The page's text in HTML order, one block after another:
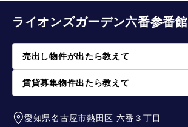
ライオンズガーデン六番参番館
売出し物件が出たら教えて
賃貸募集物件出たら教えて
愛知県名古屋市熱田区 六番３丁目